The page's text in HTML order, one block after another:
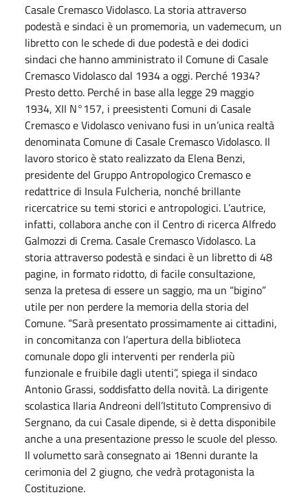
Casale Cremasco Vidolasco. La storia attraverso
podestà e sindaci è un promemoria, un vademecum, un
libretto con le schede di due podestà e dei dodici
sindaci che hanno amministrato il Comune di Casale
Cremasco Vidolasco dal 1934 a oggi. Perché 1934?
Presto detto. Perché in base alla legge 29 maggio
1934, XII N°157, i preesistenti Comuni di Casale
Cremasco e Vidolasco venivano fusi in un’unica realtà
denominata Comune di Casale Cremasco Vidolasco. Il
lavoro storico è stato realizzato da Elena Benzi,
presidente del Gruppo Antropologico Cremasco e
redattrice di Insula Fulcheria, nonché brillante
ricercatrice su temi storici e antropologici. L’autrice,
infatti, collabora anche con il Centro di ricerca Alfredo
Galmozzi di Crema. Casale Cremasco Vidolasco. La
storia attraverso podestà e sindaci è un libretto di 48
pagine, in formato ridotto, di facile consultazione,
senza la pretesa di essere un saggio, ma un “bigino”
utile per non perdere la memoria della storia del
Comune. “Sarà presentato prossimamente ai cittadini,
in concomitanza con l’apertura della biblioteca
comunale dopo gli interventi per renderla più
funzionale e fruibile dagli utenti”, spiega il sindaco
Antonio Grassi, soddisfatto della novità. La dirigente
scolastica Ilaria Andreoni dell’Istituto Comprensivo di
Sergnano, da cui Casale dipende, si è detta disponibile
anche a una presentazione presso le scuole del plesso.
Il volumetto sarà consegnato ai 18enni durante la
cerimonia del 2 giugno, che vedrà protagonista la
Costituzione.